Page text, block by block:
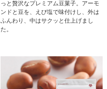
っと贅沢なプレミアム豆菓子。アーモ
ンドと豆を、えび塩で味付けし、外は
ふんわり、中はサクッと仕上げまし
た。